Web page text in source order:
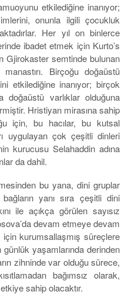
etkilediğine inanıyor;
onunla ilgili çocukluk
Her yıl on binlerce
ibadet etmek için Kurto’s
Gjirokaster semtinde bulunan
Birçoğu doğaüstü
etkilediğine inanıyor; birçok
doğaüstü varlıklar olduğuna
Hristiyan mirasına sahip
için, bu hacılar, bu kutsal
uygulayan çok çeşitli dinleri
kurucusu Selahaddin adına
da dahil.
bu yana, dini gruplar
yanı sıra çeşitli dini
ile açıkça görülen sayısız
devam etmeye devam
kurumsallaşmış süreçlere
yaşamlarında derinden
zihninde var olduğu sürece,
bağımsız olarak,
sahip olacaktır.